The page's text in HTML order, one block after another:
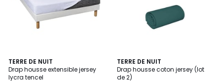
TERRE DE NUIT
Drap housse extensible jersey
lycra tencel
4,4
/ 5
8
Couleurs
TERRE DE NUIT
Drap housse coton jersey (lot
de 2)
4
/
5
5
Couleurs